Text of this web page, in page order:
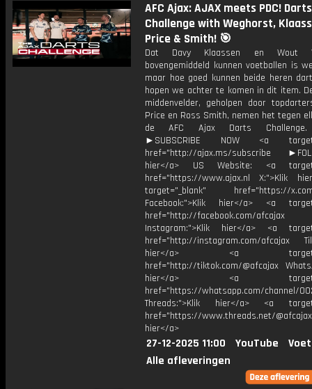
AFC Ajax: AJAX meets PDC! Darts
Challenge with Weghorst,
Price & Smith! 🎯
Dat Davy Klaassen en Wout
bovengemiddeld kunnen voetballen is
maar hoe goed kunnen beide heren
hopen we achter te komen in dit item.
middenvelder, geholpen door
Price en Ross Smith, nemen het tegen
de AFC Ajax Darts
►SUBSCRIBE NOW <a
href="http://ajax.ms/subscribe
hier</a> US Website: <a
href="https://www.ajax.nl X:">Klik
target="_blank" href="https://x.com/
Facebook:">Klik hier</a> <a
href="http://facebook.com/afcajax
Instagram:">Klik hier</a> <a
href="http://instagram.com/afcajax
hier</a> <a
href="http://tiktok.com/@afcajax
hier</a> <a
href="https://whatsapp.com/channel/
Threads:">Klik hier</a> <a
href="https://www.threads.net/
hier</a>
27-12-2025 11:00 YouTube
Alle afleveringen